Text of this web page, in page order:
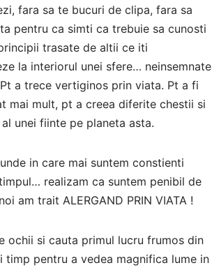
fara sa te bucuri de clipa, fara sa
pentru ca simti ca trebuie sa cunosti
trasate de altii ce iti
la interiorul unei sfere… neinsemnate
a trece vertiginos prin viata. Pt a fi
mai mult, pt a creea diferite chestii si
unei fiinte pe planeta asta.
in care mai suntem constienti
realizam ca suntem penibil de
am trait ALERGAND PRIN VIATA !
ochii si cauta primul lucru frumos din
timp pentru a vedea magnifica lume in